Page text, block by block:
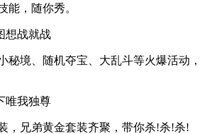
能，随你秀。
想战就战
秘境、随机夺宝、大乱斗等火爆活动，
唯我独尊
，兄弟黄金套装齐聚，带你杀!杀!杀!